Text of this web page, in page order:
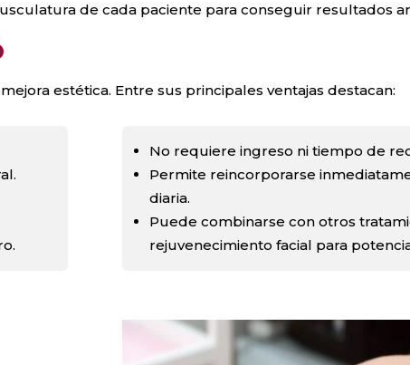
de cada paciente para conseguir resultados
estética. Entre sus principales ventajas destacan:
No requiere ingreso ni tiempo de
Permite reincorporarse
diaria.
Puede combinarse con otros
rejuvenecimiento facial para